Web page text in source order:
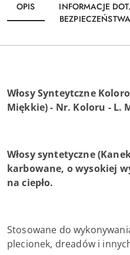
OPIS
INFORMACJE DOT.
BEZPIECZEŃSTWA
Włosy Synteytczne
Miękkie) - Nr. Koloru - L.
Włosy syntetyczne
karbowane, o wysokiej
na ciepło.
Stosowane do
plecionek, dreadów i